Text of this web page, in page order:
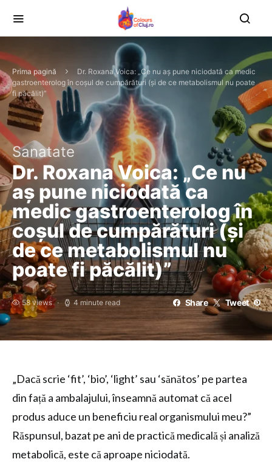
Prima pagină
Dr. Roxana Voica: „Ce nu aș pune niciodată ca medic
gastroenterolog în coșul de cumpărături (și de ce metabolismul nu poate
fi păcălit)”
Sanatate
Dr. Roxana Voica: „Ce nu
aș pune niciodată ca
medic gastroenterolog în
coșul de cumpărături (și
de ce metabolismul nu
poate fi păcălit)”
58 views 4 minute read Share Tweet
„Dacă scrie ‘fit’, ‘bio’, ‘light’ sau ‘sănătos’ pe partea
din față a ambalajului, înseamnă automat că acel
produs aduce un beneficiu real organismului meu?”
Răspunsul, bazat pe ani de practică medicală și analiză
metabolică, este că aproape niciodată.